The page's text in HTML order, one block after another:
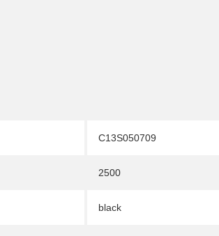
C13S050709
2500
black